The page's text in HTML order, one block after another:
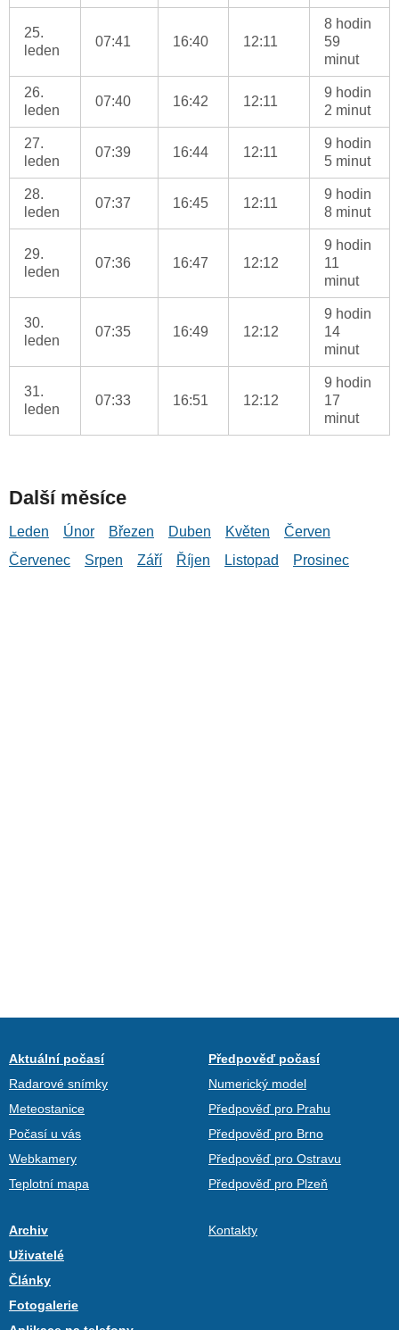
25.
leden
07:41 16:40 12:11
8 hodin
59
minut
26.
leden
07:40 16:42 12:11
9 hodin
2 minut
27.
leden
07:39 16:44 12:11
9 hodin
5 minut
28.
leden
07:37 16:45 12:11
9 hodin
8 minut
29.
leden
07:36 16:47 12:12
9 hodin
11
minut
30.
leden
07:35 16:49 12:12
9 hodin
14
minut
31.
leden
07:33 16:51 12:12
9 hodin
17
minut
Další měsíce
Leden Únor Březen Duben Květen
Červen
Červenec
Srpen Září Říjen Listopad Prosinec
Aktuální počasí
Radarové snímky
Meteostanice
Počasí u vás
Webkamery
Teplotní mapa
Předpověď počasí
Numerický model
Předpověď pro Prahu
Předpověď pro Brno
Předpověď pro Ostravu
Předpověď pro Plzeň
Archiv
Uživatelé
Články
Fotogalerie
Kontakty